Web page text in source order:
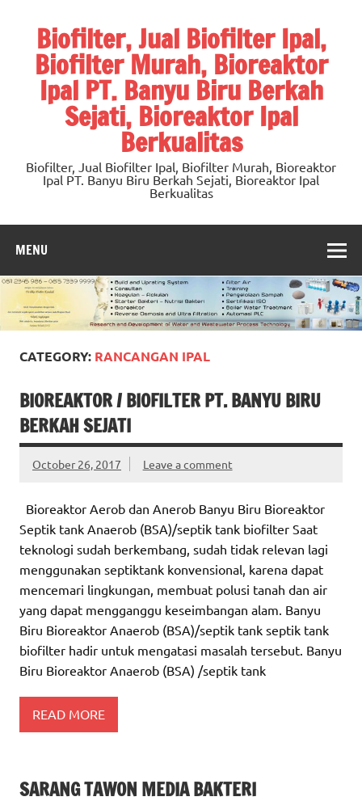
contentBiofilter, Jual Biofilter Ipal,
Biofilter Murah, Bioreaktor
Ipal PT. Banyu Biru Berkah
Sejati, Bioreaktor Ipal
Berkualitas
Biofilter, Jual Biofilter Ipal, Biofilter Murah, Bioreaktor
Ipal PT. Banyu Biru Berkah Sejati, Bioreaktor Ipal
Berkualitas
MENU
CATEGORY: RANCANGAN IPAL
BIOREAKTOR / BIOFILTER PT. BANYU BIRU
BERKAH SEJATI
October 26, 2017 Leave a comment
Bioreaktor Aerob dan Anerob Banyu Biru Bioreaktor
Septik tank Anaerob (BSA)/septik tank biofilter Saat
teknologi sudah berkembang, sudah tidak relevan lagi
menggunakan septiktank konvensional, karena dapat
mencemari lingkungan, membuat polusi tanah dan air
yang dapat mengganggu keseimbangan alam. Banyu
Biru Bioreaktor Anaerob (BSA)/septik tank septik tank
biofilter hadir untuk mengatasi masalah tersebut. Banyu
Biru Bioreaktor Anaerob (BSA) /septik tank
READ MORE
SARANG TAWON MEDIA BAKTERI